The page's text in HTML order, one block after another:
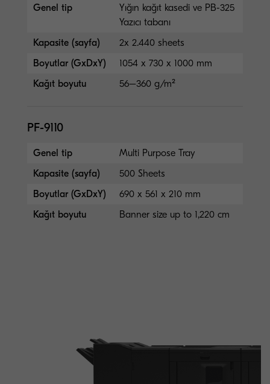
Genel tip
Yığın kağıt kasedi ve PB-325
Yazıcı tabanı
Kapasite (sayfa)
2x 2.440 sheets
Boyutlar (GxDxY)
1054 x 730 x 1000 mm
Kağıt boyutu
56–360 g/m²
PF-9110
Genel tip
Multi Purpose Tray
Kapasite (sayfa)
500 Sheets
Boyutlar (GxDxY)
690 x 561 x 210 mm
Kağıt boyutu
Banner size up to 1,220 cm